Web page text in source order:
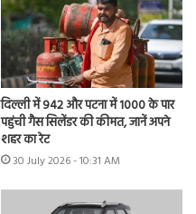
दिल्ली में 942 और पटना में 1000 के पार
पहुंची गैस सिलेंडर की कीमत, जानें अपने
शहर का रेट
30 July 2026 - 10:31 AM